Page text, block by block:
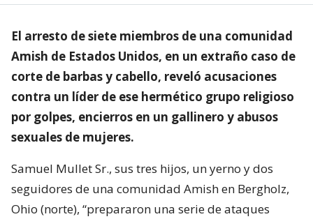
El arresto de siete miembros de una comunidad
Amish de Estados Unidos, en un extraño caso de
corte de barbas y cabello, reveló acusaciones
contra un líder de ese hermético grupo religioso
por golpes, encierros en un gallinero y abusos
sexuales de mujeres.
Samuel Mullet Sr., sus tres hijos, un yerno y dos
seguidores de una comunidad Amish en Bergholz,
Ohio (norte), “prepararon una serie de ataques